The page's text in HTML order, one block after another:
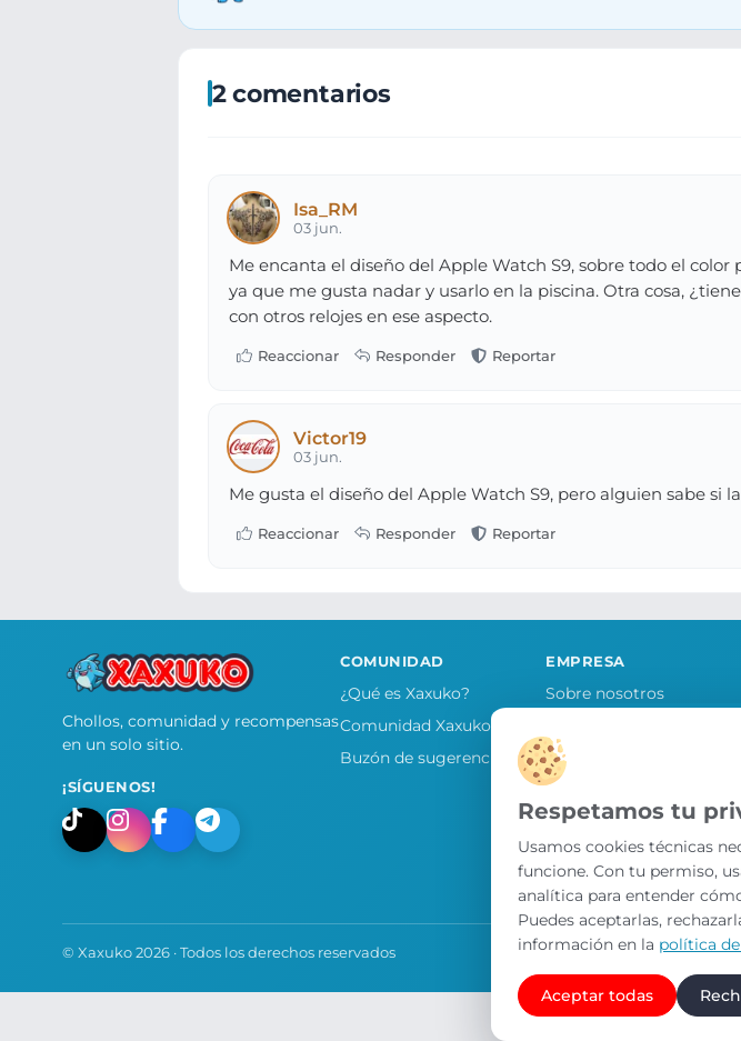
2 comentarios
Isa_RM
03 jun.
Me encanta el diseño del Apple Watch S9, sobre todo el
ya que me gusta nadar y usarlo en la piscina. Otra cosa,
con otros relojes en ese aspecto.
Victor19
03 jun.
Me gusta el diseño del Apple Watch S9, pero alguien sabe si
Chollos, comunidad y recompensas
en un solo sitio.
¡SÍGUENOS!
COMUNIDAD
¿Qué es Xaxuko?
Comunidad Xaxuko
Buzón de sugerencias
EMPRESA
Sobre nosotros
Contacto
© Xaxuko 2026 · Todos los derechos reservados
Respetamos tu
Usamos cookies técnicas
funcione. Con tu permiso,
analítica para entender
Puedes aceptarlas,
información en la política
Aceptar todas